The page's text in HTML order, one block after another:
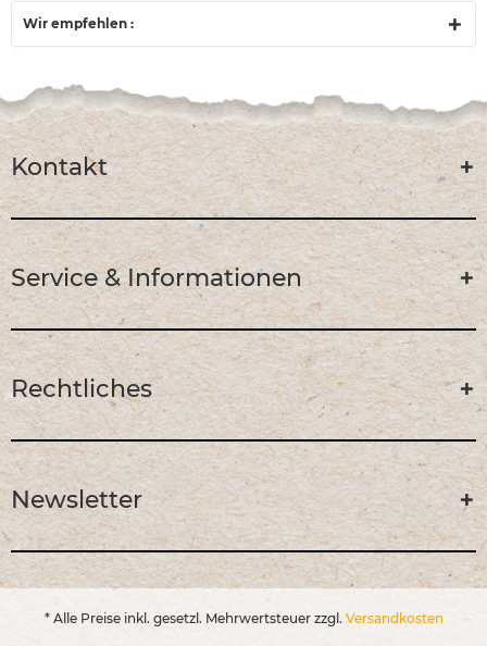
Wir empfehlen :
Kontakt
Service & Informationen
Rechtliches
Newsletter
* Alle Preise inkl. gesetzl. Mehrwertsteuer zzgl. Versandkosten